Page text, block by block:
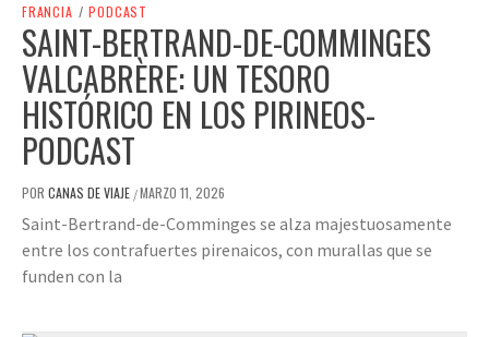
FRANCIA / PODCAST
SAINT-BERTRAND-DE-COMMINGES
VALCABRÈRE: UN TESORO
HISTÓRICO EN LOS PIRINEOS-
PODCAST
POR CANAS DE VIAJE /MARZO 11, 2026
Saint-Bertrand-de-Comminges se alza majestuosamente
entre los contrafuertes pirenaicos, con murallas que se
funden con la